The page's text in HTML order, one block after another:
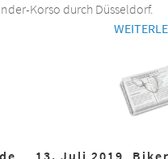
Korso durch Düsseldorf.